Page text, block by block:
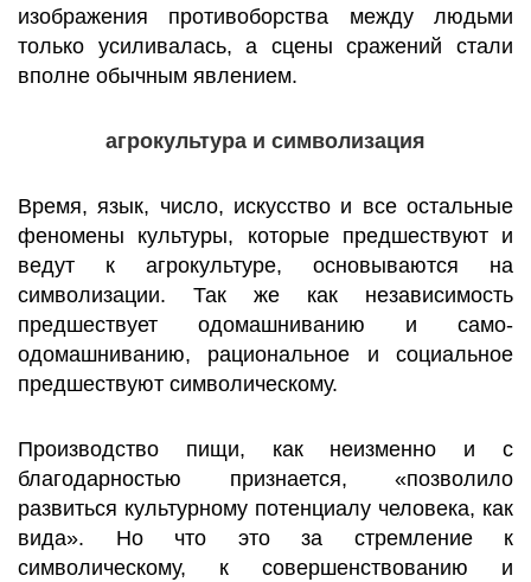
изображения противоборства между людьми
только усиливалась, а сцены сражений стали
вполне обычным явлением.
агрокультура и символизация
Время, язык, число, искусство и все остальные
феномены культуры, которые предшествуют и
ведут к агрокультуре, основываются на
символизации. Так же как независимость
предшествует одомашниванию и само-
одомашниванию, рациональное и социальное
предшествуют символическому.
Производство пищи, как неизменно и с
благодарностью признается, «позволило
развиться культурному потенциалу человека, как
вида». Но что это за стремление к
символическому, к совершенствованию и